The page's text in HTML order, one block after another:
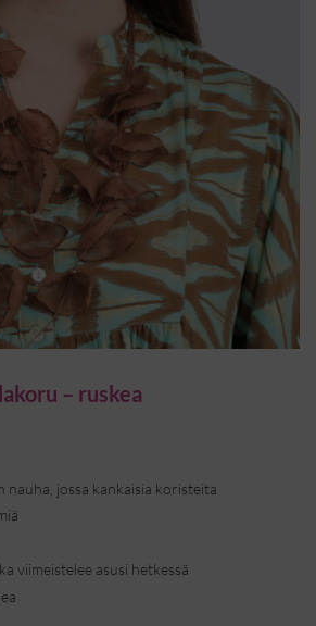
– ruskea
jossa kankaisia koristeita
viimeistelee asusi hetkessä